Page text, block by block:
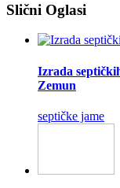
Slični Oglasi
Izrada
Zemun
septičke jame